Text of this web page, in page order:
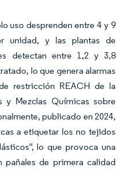
uso desprenden entre 4 y 9
unidad, y las plantas de
detectan entre 1,2 y 3,8
lo que genera alarmas
restricción REACH de la
y Mezclas Químicas sobre
publicado en 2024,
a etiquetar los no tejidos
lo que provoca una
pañales de primera calidad